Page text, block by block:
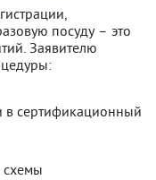
посуду – это
Заявителю
в сертификационный
схемы